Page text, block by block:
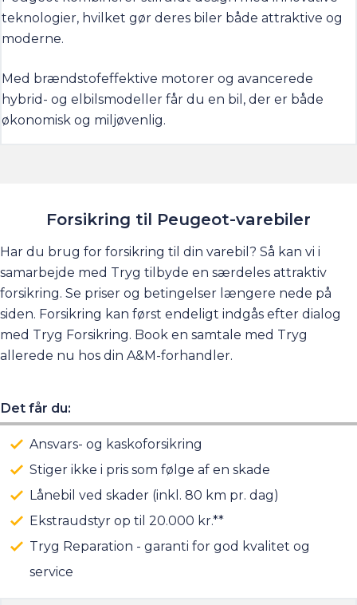
teknologier, hvilket gør deres biler både attraktive og
moderne.
Med brændstofeffektive motorer og avancerede
hybrid- og elbilsmodeller får du en bil, der er både
økonomisk og miljøvenlig.
Forsikring til Peugeot-varebiler
Har du brug for forsikring til din varebil? Så kan vi i
samarbejde med Tryg tilbyde en særdeles attraktiv
forsikring. Se priser og betingelser længere nede på
siden. Forsikring kan først endeligt indgås efter dialog
med Tryg Forsikring. Book en samtale med Tryg
allerede nu hos din A&M-forhandler.
Det får du:
Ansvars- og kaskoforsikring
Stiger ikke i pris som følge af en skade
Lånebil ved skader (inkl. 80 km pr. dag)
Ekstraudstyr op til 20.000 kr.**
Tryg Reparation - garanti for god kvalitet og
service